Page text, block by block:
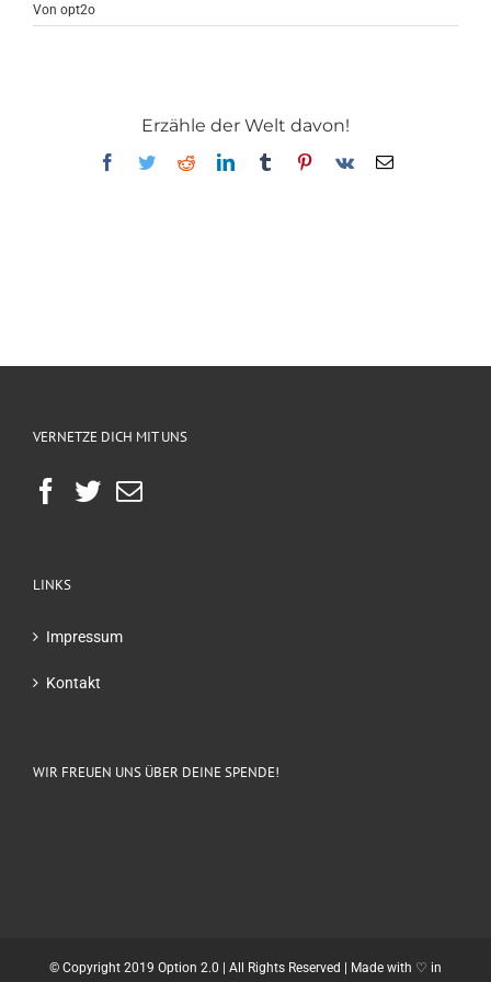
Von opt2o
Erzähle der Welt davon!
Facebook
TwitterRedditLinkedInTumblrPinterest
Vk
E-
VERNETZE DICH MIT UNS
LINKS
Impressum
Kontakt
WIR FREUEN UNS ÜBER DEINE SPENDE!
© Copyright 2019 Option 2.0 | All Rights Reserved | Made with ♡ in